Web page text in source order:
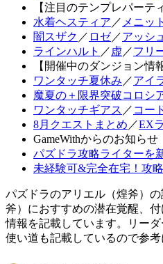
【注目のテンプレパーテ
水着ヘスティア ／ メニッ
闇スザク ／ ロゼ／アッシュ
ラインハルト ／ 虚 ／フリ
【開催中のダンジョン情
ワンタッチ夏休み ／アイ
魔夏の＋限界突破コロシ
ワンタッチギアス ／ コー
8月クエストまとめ ／EX
GameWithからのお知らせ
パズドラ攻略ライターを
未経験可&完全在宅！攻
パズドラのアリエル（煌斧）
斧）におすすめの潜在覚醒、
情報を記載しています。リー
使い道も記載しているので参考